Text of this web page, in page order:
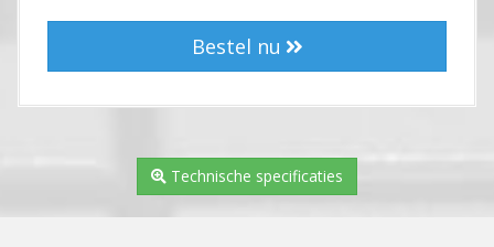
Bestel nu
Technische specificaties